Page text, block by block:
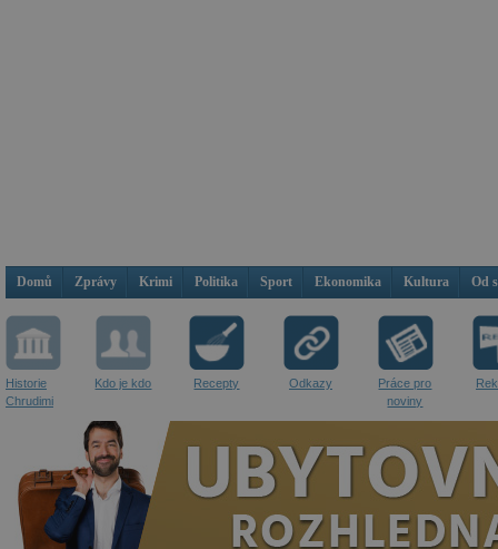
Domů Zprávy Krimi Politika Sport Ekonomika Kultura Od
Historie
Chrudimi
Kdo je kdo Recepty Odkazy
Práce pro
noviny